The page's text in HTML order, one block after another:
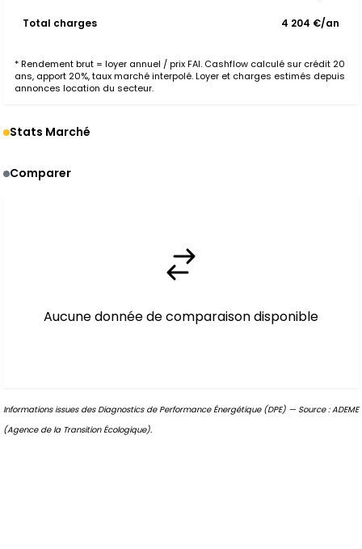
Total charges 4 204 €/an
* Rendement brut = loyer annuel / prix FAI. Cashflow calculé sur crédit 20
ans, apport 20%, taux marché interpolé. Loyer et charges estimés depuis
annonces location du secteur.
Stats Marché
Comparer
Aucune donnée de comparaison disponible
Informations issues des Diagnostics de Performance Énergétique (DPE) — Source : ADEME
(Agence de la Transition Écologique).